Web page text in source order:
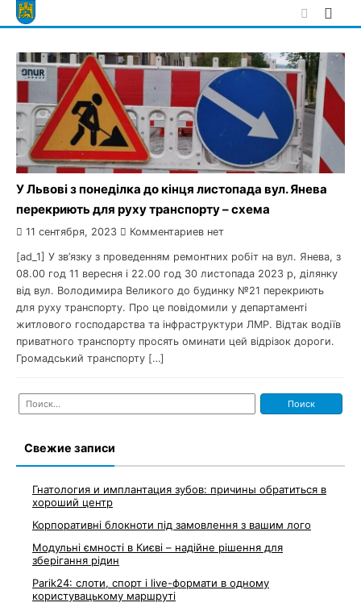
Skip
to
У Львові з понеділка до кінця листопада вул. Янева
перекриють для руху транспорту – схема
11 сентября, 2023 Комментариев нет
[ad_1] У зв’язку з проведенням ремонтних робіт на вул. Янева, з
08.00 год 11 вересня і 22.00 год 30 листопада 2023 р, ділянку
від вул. Володимира Великого до будинку №21 перекриють
для руху транспорту. Про це повідомили у департаменті
житлового господарства та інфраструктури ЛМР. Відтак водіїв
приватного транспорту просять оминати цей відрізок дороги.
Громадський транспорту […]
Найти:
Свежие записи
Гнатология и имплантация зубов: причины обратиться в
хороший центр
Корпоративні блокноти під замовлення з вашим лого
Модульні ємності в Києві – надійне рішення для
зберігання рідин
Parik24: слоти, спорт і live-формати в одному
користувацькому маршруті